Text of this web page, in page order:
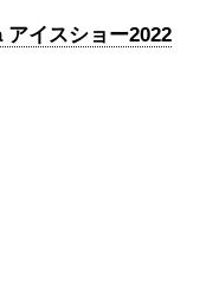
イスショー2022